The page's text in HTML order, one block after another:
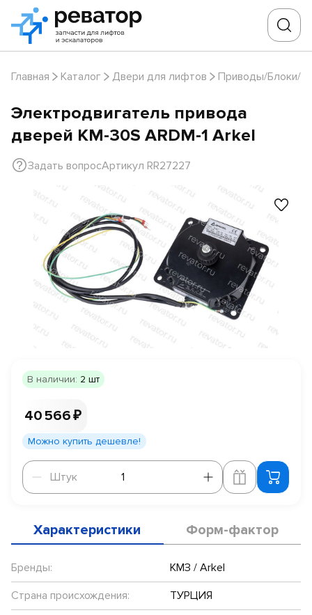
Главная Каталог Двери для лифтов Приводы/Блоки/
Электродвигатель привода
дверей KM-30S ARDM-1 Arkel
Задать вопросАртикул RR27227
В наличии: 2 шт
40 566 ₽
Можно купить дешевле!
Штук
Штук
Характеристики Форм-фактор
Бренды:
КМЗ / Arkel
Страна происхождения:
ТУРЦИЯ